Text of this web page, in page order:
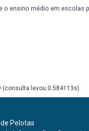
o ensino médio em escolas
(consulta levou 0.584113s)
Pelotas